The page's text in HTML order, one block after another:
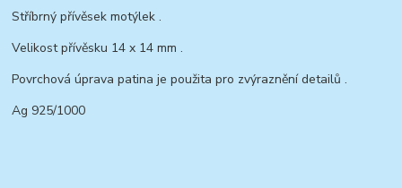
Stříbrný přívěsek motýlek .
Velikost přívěsku 14 x 14 mm .
Povrchová úprava patina je použita pro zvýraznění detailů .
Ag 925/1000